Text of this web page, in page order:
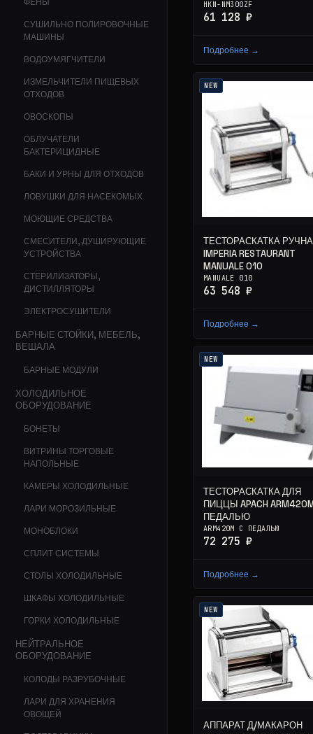
СУШИЛЬНО ПОЛИРОВОЧНЫЕ
МАШИНЫ
ВОДОУМЯГЧИТЕЛИ
ИЗМЕЛЬЧИТЕЛИ ПИЩЕВЫХ
ОТХОДОВ
ОВОСКОПЫ
ОБЛУЧАТЕЛИ
БАКТЕРИЦИДНЫЕ
БАКИ И УРНЫ ДЛЯ ОТХОДОВ
ЛОВУШКИ ДЛЯ НАСЕКОМЫХ
МОЮЩИЕ СРЕДСТВА
СМЕСИТЕЛИ, ДУШИРУЮЩИЕ
УСТРОЙСТВА
СТЕРИЛИЗАТОРЫ,
ДИСТИЛЛЯТОРЫ
ЭЛЕКТРОСУШИТЕЛИ
БАРНЫЕ СТОЙКИ, МЕБЕЛЬ,
ВЕШАЛА
БАРНЫЕ МОДУЛИ
ХОЛОДИЛЬНОЕ
ОБОРУДОВАНИЕ
БОНЕТЫ
ВИТРИНЫ ТОРГОВЫЕ
НАПОЛЬНЫЕ
КАМЕРЫ ХОЛОДИЛЬНЫЕ
ЛАРИ МОРОЗИЛЬНЫЕ
МОНОБЛОКИ
СПЛИТ СИСТЕМЫ
СТОЛЫ ХОЛОДИЛЬНЫЕ
ШКАФЫ ХОЛОДИЛЬНЫЕ
ГОРКИ ХОЛОДИЛЬНЫЕ
НЕЙТРАЛЬНОЕ
ОБОРУДОВАНИЕ
КОЛОДЫ РАЗРУБОЧНЫЕ
ЛАРИ ДЛЯ ХРАНЕНИЯ
ОВОЩЕЙ
HKN-NM300ZF
61 128 ₽
Подробнее →
NEW
ТЕСТОРАСКАТКА
IMPERIA RESTAURANT
MANUALE 010
MANUALE 010
63 548 ₽
Подробнее →
NEW
ТЕСТОРАСКАТКА ДЛЯ
ПИЦЦЫ APACH
ПЕДАЛЬЮ
ARM420M С ПЕДАЛЬЮ
72 275 ₽
Подробнее →
NEW
АППАРАТ Д/МАКАРОН